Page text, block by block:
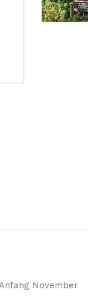
November